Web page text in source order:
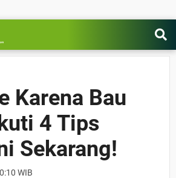
Karena Bau
4 Tips
Sekarang!
WIB